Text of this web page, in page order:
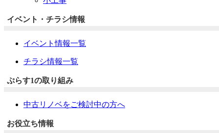
イベント・チラシ情報
イベント情報一覧
チラシ情報一覧
ぷらす1の取り組み
中古リノベをご検討中の方へ
お役立ち情報